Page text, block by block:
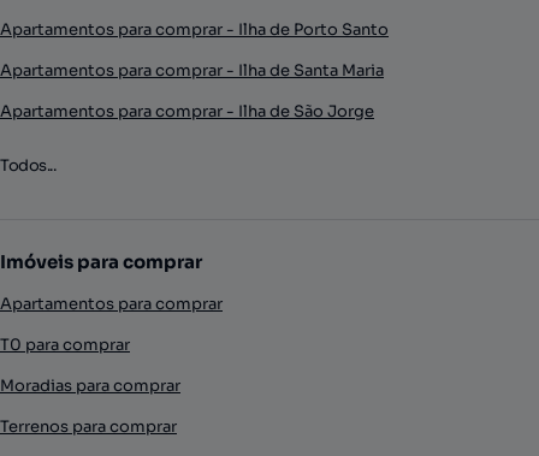
Apartamentos para comprar - Ilha de Porto Santo
Apartamentos para comprar - Ilha de Santa Maria
Apartamentos para comprar - Ilha de São Jorge
Todos...
Imóveis para comprar
Apartamentos para comprar
T0 para comprar
Moradias para comprar
Terrenos para comprar